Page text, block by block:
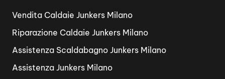
Vendita Caldaie Junkers Milano
Riparazione Caldaie Junkers Milano
Assistenza Scaldabagno Junkers Milano
Assistenza Junkers Milano